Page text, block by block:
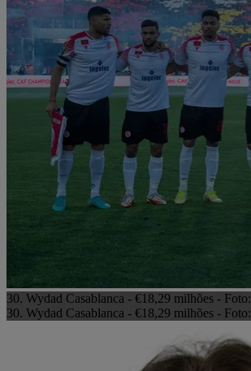
30. Wydad Casablanca - €18,29 milhões - Foto:
30. Wydad Casablanca - €18,29 milhões - Foto: